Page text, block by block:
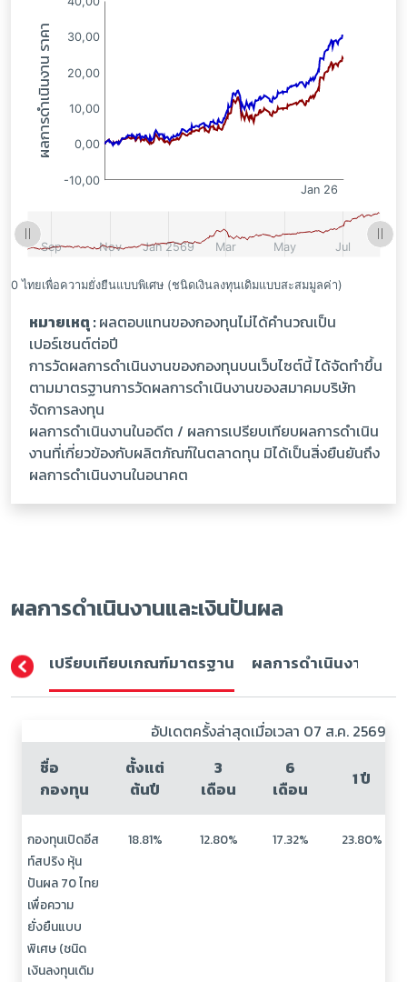
หมายเหตุ :ผลตอบแทนของกองทุนไม่ได้คำนวณเป็น
เปอร์เซนต์ต่อปี
การวัดผลการดำเนินงานของกองทุนบนเว็บไซต์นี้ ได้จัดทำขึ้น
ตามมาตรฐานการวัดผลการดำเนินงานของสมาคมบริษัท
จัดการลงทุน
ผลการดำเนินงานในอดีต / ผลการเปรียบเทียบผลการดำเนิน
งานที่เกี่ยวข้องกับผลิตภัณฑ์ในตลาดทุน มิได้เป็นสิ่งยืนยันถึง
ผลการดำเนินงานในอนาคต
ผลการดำเนินงานและเงินปันผล
เปรียบเทียบเกณฑ์มาตรฐาน ผลการดำเนินงาน (ปี
อัปเดตครั้งล่าสุดเมื่อเวลา 07 ส.ค. 2569
ชื่อ
กองทุน
ตั้งแต่
ต้นปี
3
เดือน
6
เดือน
1 ปี
กองทุนเปิดอีส
ท์สปริง หุ้น
ปันผล 70 ไทย
เพื่อความ
ยั่งยืนแบบ
พิเศษ (ชนิด
เงินลงทุนเดิม
18.81% 12.80% 17.32% 23.80%